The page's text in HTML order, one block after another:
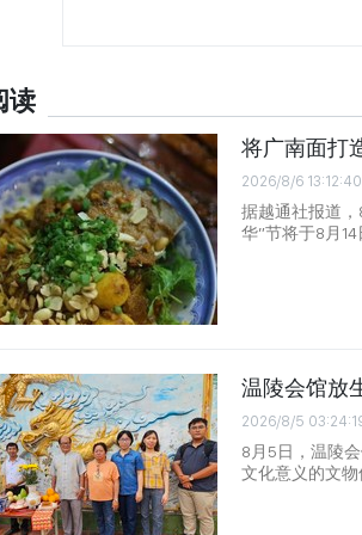
读
将广南面打
2026/8/6 13:12:40
据越通社报道
华”节将于8月
温陵会馆放
2026/8/5
8月5日，温陵
文化意义的文